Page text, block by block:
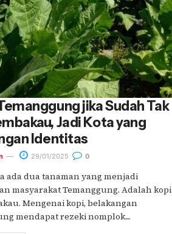
jika Sudah Tak
Jadi Kota yang
Identitas
29/01/2025 0
ada dua tanaman yang menjadi
masyarakat Temanggung. Adalah kopi
Mengenai kopi, belakangan
mendapat rezeki nomplok....